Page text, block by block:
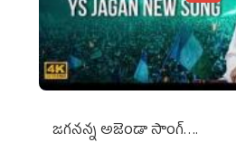
జగనన్న అజెండా సాంగ్….